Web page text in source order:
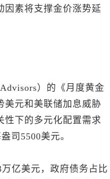
因素将支撑金价涨势延
）的《月度黄金
美元和美联储加息威胁
性下的多元化配置需求
司5500美元。
亿美元，政府债务占比